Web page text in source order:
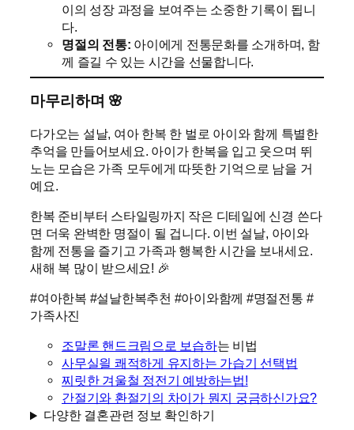
이의 성장 과정을 보여주는 소중한 기록이 됩니
다.
명절의 전통: 아이에게 전통문화를 소개하며, 함
께 즐길 수 있는 시간을 선물합니다.
마무리하며 🌸
다가오는 설날, 여아 한복 한 벌로 아이와 함께 특별한
추억을 만들어보세요. 아이가 한복을 입고 웃으며 뛰
노는 모습은 가족 모두에게 따뜻한 기억으로 남을 거
예요.
한복 준비부터 스타일링까지 작은 디테일에 신경 쓴다
면 더욱 완벽한 명절이 될 겁니다. 이번 설날, 아이와
함께 전통을 즐기고 가족과 행복한 시간을 보내세요.
새해 복 많이 받으세요! 🎉
#여아한복 #설날한복추천 #아이와함께 #명절전통 #
가족사진
조말론 핸드크림으로 보습하는 비법
사무실읠 쾌적하게 유지하는 가습기 선택법
찌릿한 겨울철 정전기 예방하는법!
간절기와 환절기의 차이가 뭔지 궁금하신가요?
다양한 결혼관련 정보 확인하기